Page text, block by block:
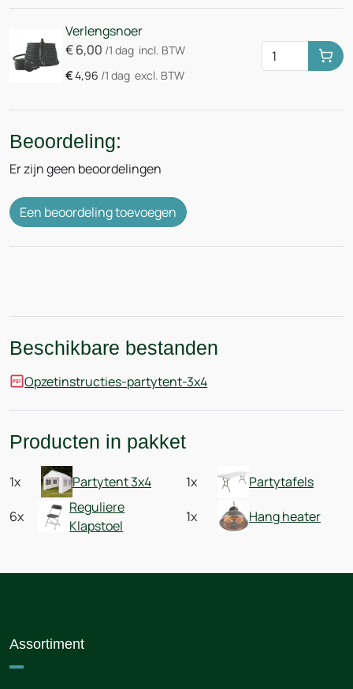
Verlengsnoer
€6,00 /1 dag incl. BTW
€4,96 /1 dag excl. BTW
Beoordeling:
Er zijn geen beoordelingen
Een beoordeling toevoegen
Beschikbare bestanden
Opzetinstructies-partytent-3x4
Producten in pakket
1x Partytent 3x4 1x
Partytafels
6x
Reguliere
Klapstoel
1x Hang heater
Assortiment